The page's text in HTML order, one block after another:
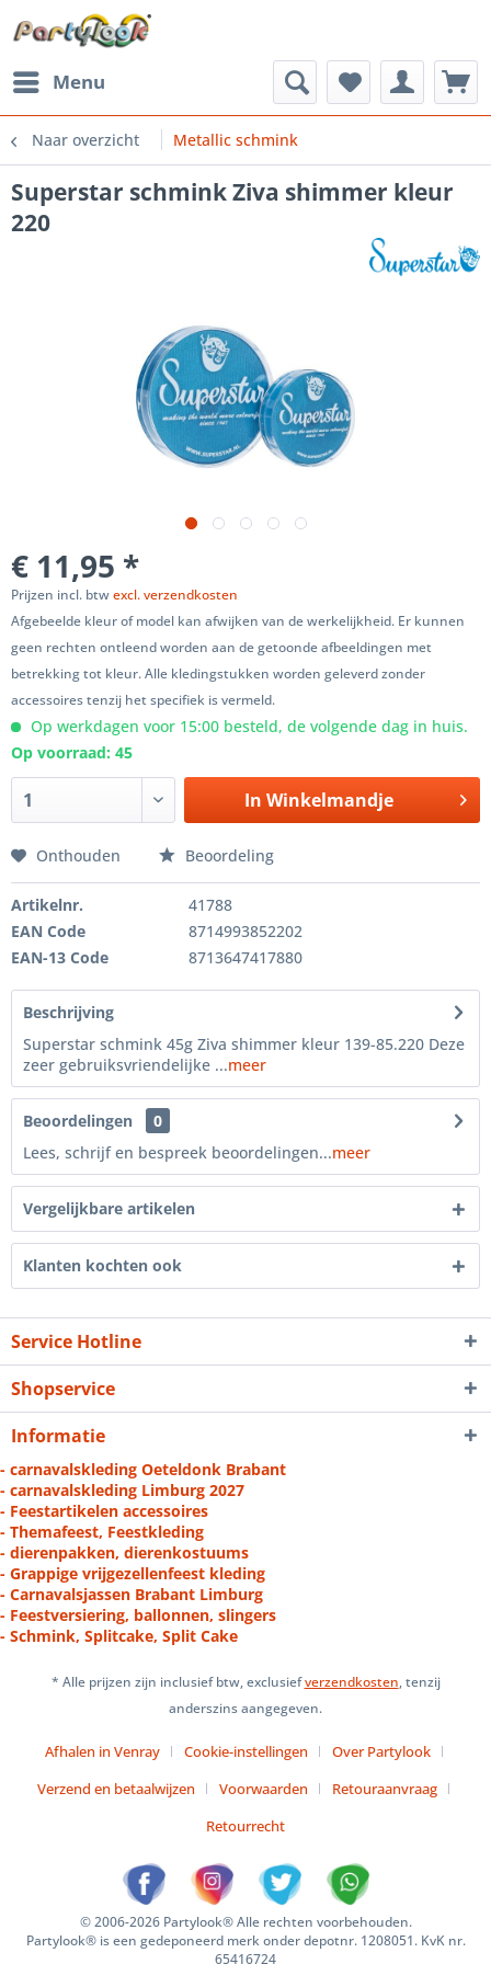
Menu
Naar overzicht Metallic schmink
Superstar schmink Ziva shimmer kleur
220
€ 11,95 *
Prijzen incl. btwexcl. verzendkosten
Afgebeelde kleur of model kan afwijken van de werkelijkheid. Er kunnen
geen rechten ontleend worden aan de getoonde afbeeldingen met
betrekking tot kleur. Alle kledingstukken worden geleverd zonder
accessoires tenzij het specifiek is vermeld.
Op werkdagen voor 15:00 besteld, de volgende dag in huis.
Op voorraad: 45
In Winkelmandje
Onthouden Beoordeling
Artikelnr.
41788
EAN Code
8714993852202
EAN-13 Code
8713647417880
Beschrijving
Superstar schmink 45g Ziva shimmer kleur 139-85.220 Deze
zeer gebruiksvriendelijke ...meer
Beoordelingen
0
Lees, schrijf en bespreek beoordelingen...meer
Vergelijkbare artikelen
Klanten kochten ook
Service Hotline
Shopservice
Informatie
- carnavalskleding Oeteldonk Brabant
- carnavalskleding Limburg 2027
- Feestartikelen accessoires
- Themafeest, Feestkleding
- dierenpakken, dierenkostuums
- Grappige vrijgezellenfeest kleding
- Carnavalsjassen Brabant Limburg
- Feestversiering, ballonnen, slingers
- Schmink, Splitcake, Split Cake
* Alle prijzen zijn inclusief btw, exclusiefverzendkosten, tenzij
anderszins aangegeven.
Afhalen in Venray Cookie-instellingen
Over Partylook
Verzend en betaalwijzen
Voorwaarden
Retouraanvraag
Retourrecht
© 2006-2026 Partylook® Alle rechten voorbehouden.
Partylook® is een gedeponeerd merk onder depotnr. 1208051. KvK nr.
65416724